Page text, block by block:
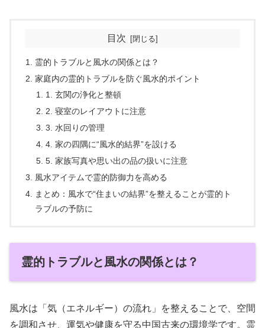
目次
霊的トラブルと風水の関係とは？
家庭内の霊的トラブルを防ぐ風水的ポイント
1. 玄関の浄化と整頓
2. 寝室のレイアウトに注意
3. 水回りの管理
4. 家の四隅に“風水的結界”を設ける
5. 家族写真や思い出の品の扱いに注意
風水アイテムで霊的防御力を高める
まとめ：風水で“住まいの結界”を整えることが霊的ト
ラブルの予防に
霊的トラブルと風水の関係とは？
風水は「気（エネルギー）の流れ」を整えることで、空間
を調和させ、運気や健康を守る中国古来の環境学です。霊